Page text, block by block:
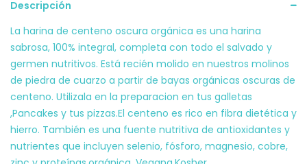
Descripción
La harina de centeno oscura orgánica es una harina
sabrosa, 100% integral, completa con todo el salvado y
germen nutritivos. Está recién molido en nuestros molinos
de piedra de cuarzo a partir de bayas orgánicas oscuras de
centeno. Utilizala en la preparacion en tus galletas
,Pancakes y tus pizzas.El centeno es rico en fibra dietética y
hierro. También es una fuente nutritiva de antioxidantes y
nutrientes que incluyen selenio, fósforo, magnesio, cobre,